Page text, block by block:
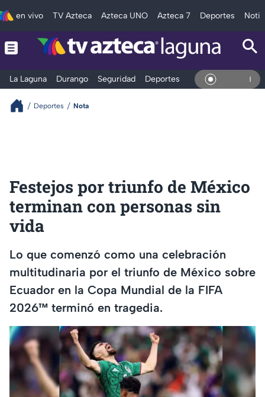
en vivo TV Azteca Azteca UNO Azteca 7 Deportes
La Laguna Durango Seguridad Deportes EntretenimientoEn Vivo
Deportes Nota
Festejos por triunfo de México
terminan con personas sin
vida
Lo que comenzó como una celebración
multitudinaria por el triunfo de México sobre
Ecuador en la Copa Mundial de la FIFA
2026™ terminó en tragedia.